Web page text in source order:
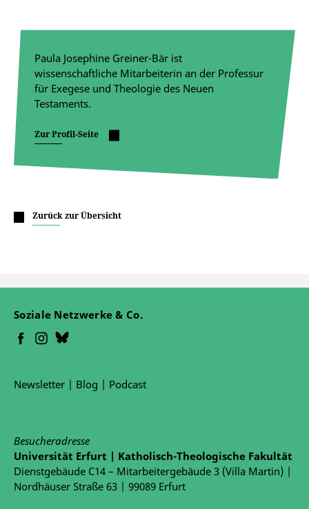
Paula Josephine Greiner-Bär ist
wissenschaftliche Mitarbeiterin an der Professur
für Exegese und Theologie des Neuen
Testaments.
Zur Profil-Seite
Zurück zur Übersicht
Soziale Netzwerke & Co.
Newsletter | Blog | Podcast
Besucheradresse
Universität Erfurt | Katholisch-Theologische Fakultät
Dienstgebäude C14 – Mitarbeitergebäude 3 (Villa Martin) |
Nordhäuser Straße 63 | 99089 Erfurt